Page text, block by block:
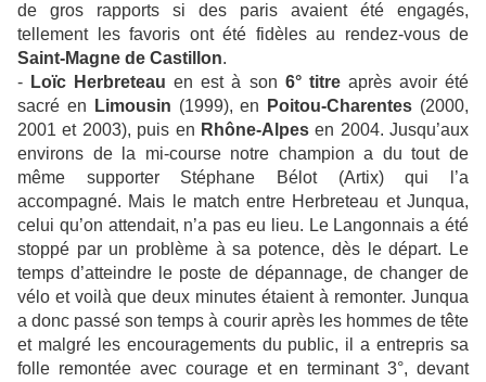
de gros rapports si des paris avaient été engagés,
tellement les favoris ont été fidèles au rendez-vous de
Saint-Magne de Castillon.
- Loïc Herbreteau en est à son 6° titreaprès avoir été
sacré en
Limousin (1999), en Poitou-Charentes (2000,
2001 et 2003), puis en Rhône-Alpesen 2004. Jusqu’aux
environs de la mi-course notre champion a du tout de
même supporter Stéphane Bélot (Artix) qui l’a
accompagné. Mais le match entre Herbreteau et Junqua,
celui qu’on attendait, n’a pas eu lieu. Le Langonnais a été
stoppé par un problème à sa potence, dès le départ. Le
temps d’atteindre le poste de dépannage, de changer de
vélo et voilà que deux minutes étaient à remonter. Junqua
a donc passé son temps à courir après les hommes de tête
et malgré les encouragements du public, il a entrepris sa
folle remontée avec courage et en terminant 3°, devant